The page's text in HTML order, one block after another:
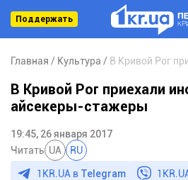
Поддержать
Главная Культура
В Кривой Рог приехали
айсекеры-стажеры
19:45, 26 января 2017
Читать UA RU
1KR.UA в Telegram